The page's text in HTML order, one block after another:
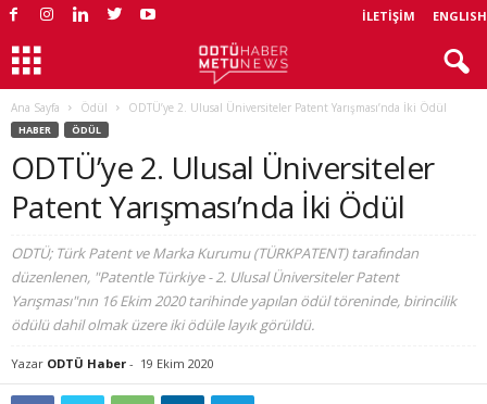
İLETIŞIM ENGLISH
Ana Sayfa Ödül ODTÜ’ye 2. Ulusal Üniversiteler Patent Yarışması’nda İki Ödül
HABER ÖDÜL
ODTÜ’ye 2. Ulusal Üniversiteler
Patent Yarışması’nda İki Ödül
ODTÜ; Türk Patent ve Marka Kurumu (TÜRKPATENT) tarafından
düzenlenen, "Patentle Türkiye - 2. Ulusal Üniversiteler Patent
Yarışması"nın 16 Ekim 2020 tarihinde yapılan ödül töreninde, birincilik
ödülü dahil olmak üzere iki ödüle layık görüldü.
Yazar ODTÜ Haber - 19 Ekim 2020